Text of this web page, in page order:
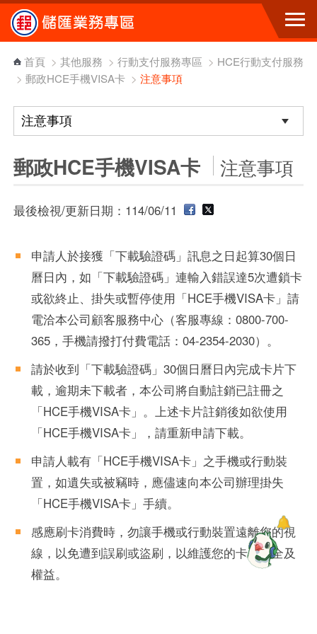
跳到主要內容區塊
首頁 > 其他服務 > 行動支付服務專區 > HCE行動支付服務
> 郵政HCE手機VISA卡 > 注意事項
郵政HCE手機VISA卡 注意事項
最後檢視/更新日期：114/06/11
申請人於接獲「下載驗證碼」訊息之日起算30個日
曆日內，如「下載驗證碼」連輸入錯誤達5次遭鎖卡
或欲終止、掛失或暫停使用「HCE手機VISA卡」請
電洽本公司顧客服務中心（客服專線：0800-700-
365，手機請撥打付費電話：04-2354-2030）。
請於收到「下載驗證碼」30個日曆日內完成卡片下
載，逾期未下載者，本公司將自動註銷已註冊之
「HCE手機VISA卡」。上述卡片註銷後如欲使用
「HCE手機VISA卡」，請重新申請下載。
申請人載有「HCE手機VISA卡」之手機或行動裝
置，如遺失或被竊時，應儘速向本公司辦理掛失
「HCE手機VISA卡」手續。
感應刷卡消費時，勿讓手機或行動裝置遠離您的視
線，以免遭到誤刷或盜刷，以維護您的卡片安全及
權益。